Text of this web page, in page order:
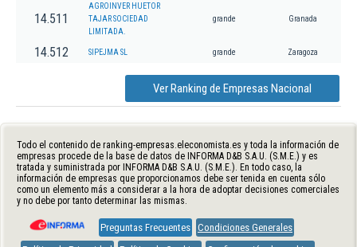
14.511
AGROINVER HUETOR
TAJAR SOCIEDAD
LIMITADA.
grande Granada
14.512 SIPEJMA SL grande Zaragoza
Ver Ranking de Empresas Nacional
Todo el contenido de ranking-empresas.eleconomista.es y toda la información de
empresas procede de la base de datos de INFORMA D&B S.A.U. (S.M.E.) y es
tratada y suministrada por INFORMA D&B S.A.U. (S.M.E.). En todo caso, la
información de empresas que proporcionamos debe ser tenida en cuenta sólo
como un elemento más a considerar a la hora de adoptar decisiones comerciales
y no debe por tanto determinar las mismas.
Preguntas Frecuentes Condiciones Generales